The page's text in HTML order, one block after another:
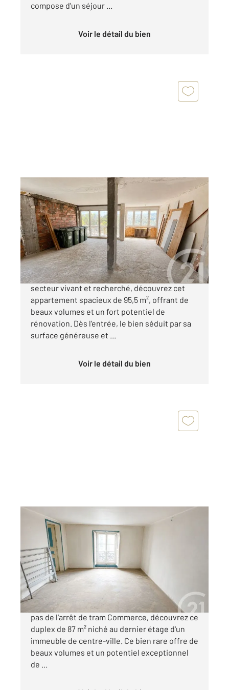
compose d'un séjour ...
Voir le détail du bien
NANTES 44
95,53 m2 , 5 pièces
Ref : 3186
Appartement T6 à vendre
199 990 €
Idéalement situé place Victor Mangin, dans un
secteur vivant et recherché, découvrez cet
appartement spacieux de 95,5 m², offrant de
beaux volumes et un fort potentiel de
rénovation. Dès l'entrée, le bien séduit par sa
surface généreuse et ...
Voir le détail du bien
NANTES 44
72,31 m 2, 4 pièces
Ref : 3155
Appartement à vendre
194 990 €
Idéalement situé rue Sainte-Catherine, à deux
pas de l'arrêt de tram Commerce, découvrez ce
duplex de 87 m² niché au dernier étage d'un
immeuble de centre-ville. Ce bien rare offre de
beaux volumes et un potentiel exceptionnel
de ...